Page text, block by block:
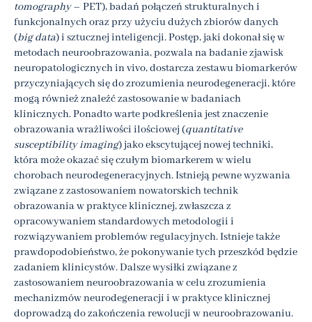
tomography– PET), badań połączeń strukturalnych i
funkcjonalnych oraz przy użyciu dużych zbiorów danych
(big data) i sztucznej inteligencji. Postęp, jaki dokonał się w
metodach neuroobrazowania, pozwala na badanie zjawisk
neuropatologicznych in vivo, dostarcza zestawu biomarkerów
przyczyniających się do zrozumienia neurodegeneracji, które
mogą również znaleźć zastosowanie w badaniach
klinicznych. Ponadto warte podkreślenia jest znaczenie
obrazowania wrażliwości ilościowej (quantitative
susceptibility imaging) jako ekscytującej nowej techniki,
która może okazać się czułym biomarkerem w wielu
chorobach neurodegeneracyjnych. Istnieją pewne wyzwania
związane z zastosowaniem nowatorskich technik
obrazowania w praktyce klinicznej, zwłaszcza z
opracowywaniem standardowych metodologii i
rozwiązywaniem problemów regulacyjnych. Istnieje także
prawdopodobieństwo, że pokonywanie tych przeszkód będzie
zadaniem klinicystów. Dalsze wysiłki związane z
zastosowaniem neuroobrazowania w celu zrozumienia
mechanizmów neurodegeneracji i w praktyce klinicznej
doprowadzą do zakończenia rewolucji w neuroobrazowaniu.